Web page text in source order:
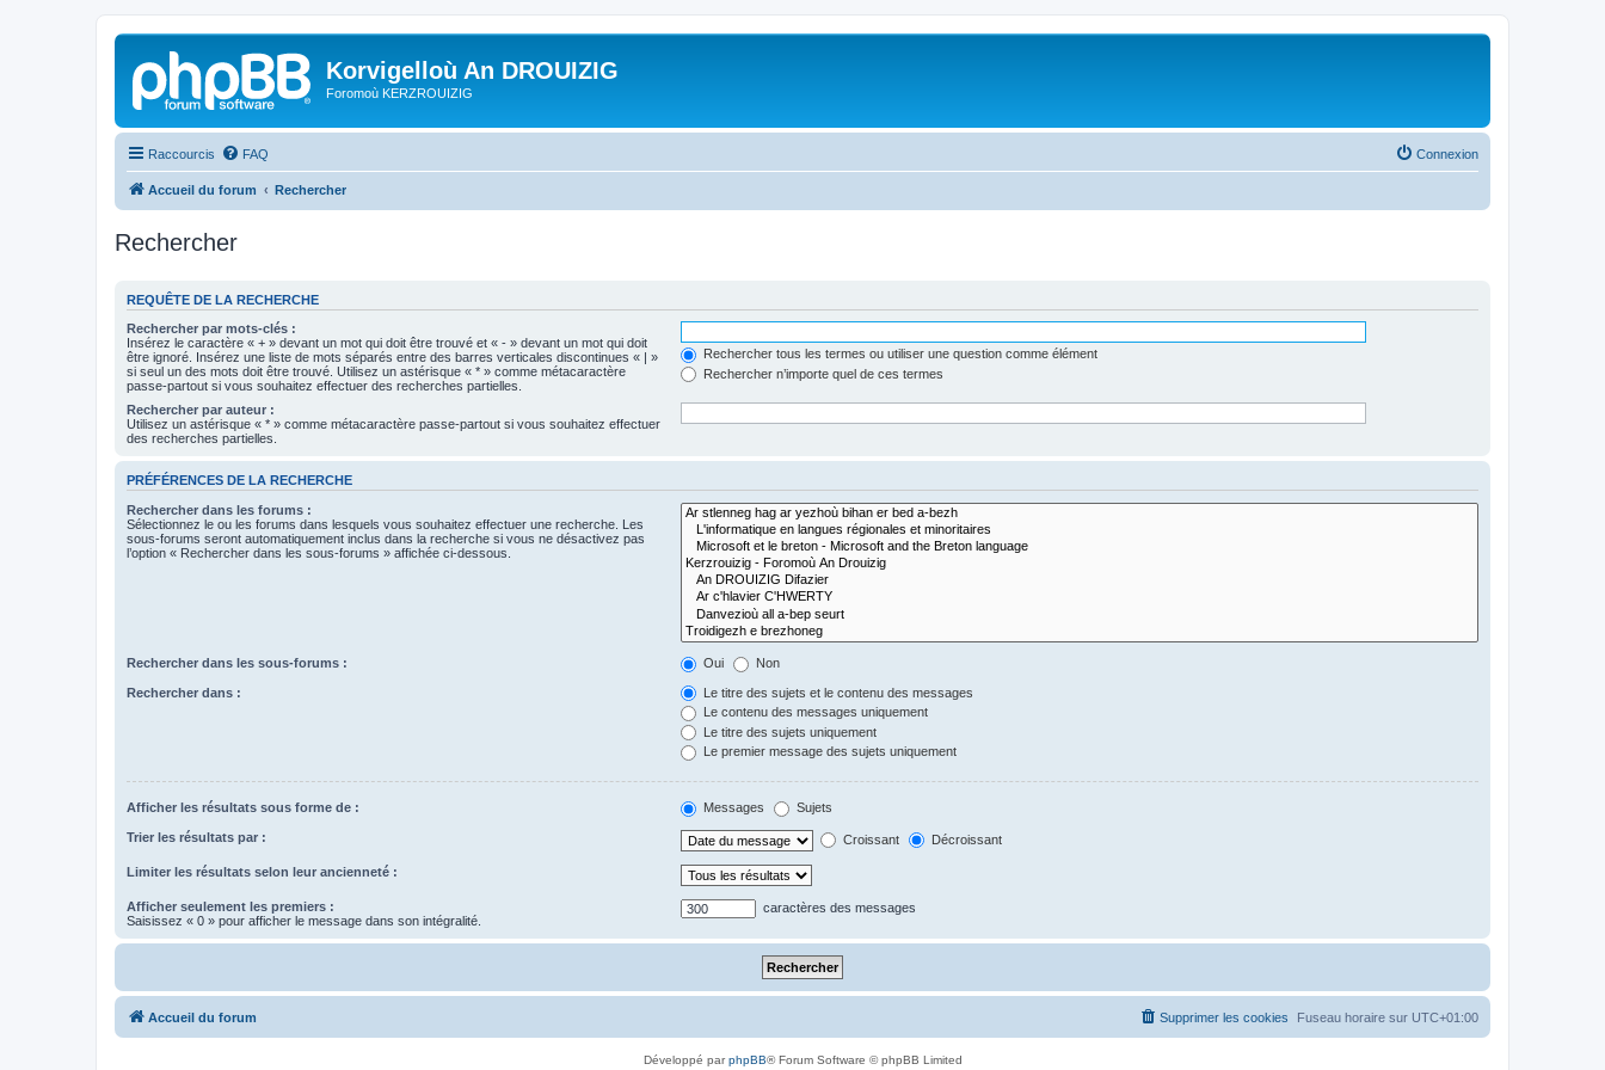
Korvigelloù An DROUIZIG
Foromoù KERZROUIZIG
Raccourcis FAQ Connexion
Accueil du forum Rechercher
Rechercher
REQUÊTE DE LA RECHERCHE
Rechercher par mots-clés :
Insérez le caractère « + » devant un mot qui doit être trouvé et « - » devant un mot qui doit
être ignoré. Insérez une liste de mots séparés entre des barres verticales discontinues « | »
si seul un des mots doit être trouvé. Utilisez un astérisque « * » comme métacaractère
passe-partout si vous souhaitez effectuer des recherches partielles.
Rechercher tous les termes ou utiliser une question comme élément
Rechercher n’importe quel de ces termes
Rechercher par auteur :
Utilisez un astérisque « * » comme métacaractère passe-partout si vous souhaitez effectuer
des recherches partielles.
PRÉFÉRENCES DE LA RECHERCHE
Rechercher dans les forums :
Sélectionnez le ou les forums dans lesquels vous souhaitez effectuer une recherche. Les
sous-forums seront automatiquement inclus dans la recherche si vous ne désactivez pas
l’option « Rechercher dans les sous-forums » affichée ci-dessous.
Rechercher dans les sous-forums : Oui Non
Rechercher dans :
Le titre des sujets et le contenu des messages
Le contenu des messages uniquement
Le titre des sujets uniquement
Le premier message des sujets uniquement
Afficher les résultats sous forme de : Messages Sujets
Trier les résultats par : Croissant Décroissant
Limiter les résultats selon leur ancienneté :
Afficher seulement les premiers :
Saisissez « 0 » pour afficher le message dans son intégralité.
caractères des messages
Accueil du forum Fuseau horaire sur UTC+01:00
Supprimer les cookies
Développé parphpBB® Forum Software © phpBB Limited